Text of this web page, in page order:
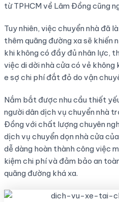
từ TPHCM về Lâm Đồng cũng
Tuy nhiên, việc chuyển nhà đã
thêm quãng đường xa sẽ khiến
khi không có đầy đủ nhân lực,
việc di dời nhà cửa có vẻ
e sợ chi phí đắt đỏ do vận
Nắm bắt được nhu cầu thiết
người dân dịch vụ chuyển nhà
Đồng với chất lượng chuyên
dịch vụ chuyển dọn nhà cửa
dễ dàng hoàn thành công việc
kiệm chi phí và đảm bảo an
quãng đường khá xa.